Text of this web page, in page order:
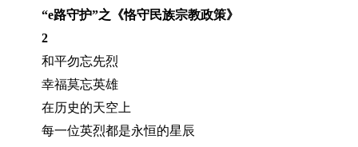
“e路守护”之《恪守民族宗教政策》
2
和平勿忘先烈
幸福莫忘英雄
在历史的天空上
每一位英烈都是永恒的星辰